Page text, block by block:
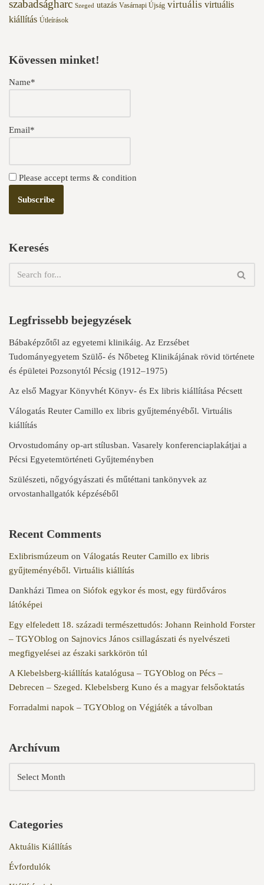
szabadságharc Szeged utazás Vasárnapi Újság virtuális virtuális
kiállítás Útleírások
Kövessen minket!
Name*
Email*
Please accept terms & condition
Keresés
Legfrissebb bejegyzések
Bábaképzőtől az egyetemi klinikáig. Az Erzsébet
Tudományegyetem Szülő- és Nőbeteg Klinikájának rövid története
és épületei Pozsonytól Pécsig (1912–1975)
Az első Magyar Könyvhét Könyv- és Ex libris kiállítása Pécsett
Válogatás Reuter Camillo ex libris gyűjteményéből. Virtuális
kiállítás
Orvostudomány op-art stílusban. Vasarely konferenciaplakátjai a
Pécsi Egyetemtörténeti Gyűjteményben
Szülészeti, nőgyógyászati és műtéttani tankönyvek az
orvostanhallgatók képzéséből
Recent Comments
Exlibrismúzeum on Válogatás Reuter Camillo ex libris
gyűjteményéből. Virtuális kiállítás
Dankházi Timea on Siófok egykor és most, egy fürdőváros
látóképei
Egy elfeledett 18. századi természettudós: Johann Reinhold Forster
– TGYOblog on Sajnovics János csillagászati és nyelvészeti
megfigyelései az északi sarkkörön túl
A Klebelsberg-kiállítás katalógusa – TGYOblog on Pécs –
Debrecen – Szeged. Klebelsberg Kuno és a magyar felsőoktatás
Forradalmi napok – TGYOblog on Végjáték a távolban
Archívum
Categories
Aktuális Kiállítás
Évfordulók